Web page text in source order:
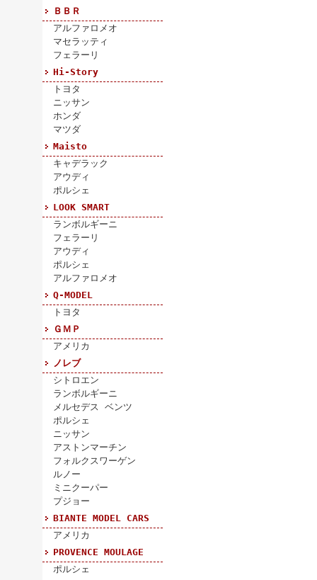
ＢＢＲ
アルファロメオ
マセラッティ
フェラーリ
Hi-Story
トヨタ
ニッサン
ホンダ
マツダ
Maisto
キャデラック
アウディ
ポルシェ
LOOK SMART
ランボルギーニ
フェラーリ
アウディ
ポルシェ
アルファロメオ
Q-MODEL
トヨタ
ＧＭＰ
アメリカ
ノレブ
シトロエン
ランボルギーニ
メルセデス ベンツ
ポルシェ
ニッサン
アストンマーチン
フォルクスワーゲン
ルノー
ミニクーパー
プジョー
BIANTE MODEL CARS
アメリカ
PROVENCE MOULAGE
ポルシェ